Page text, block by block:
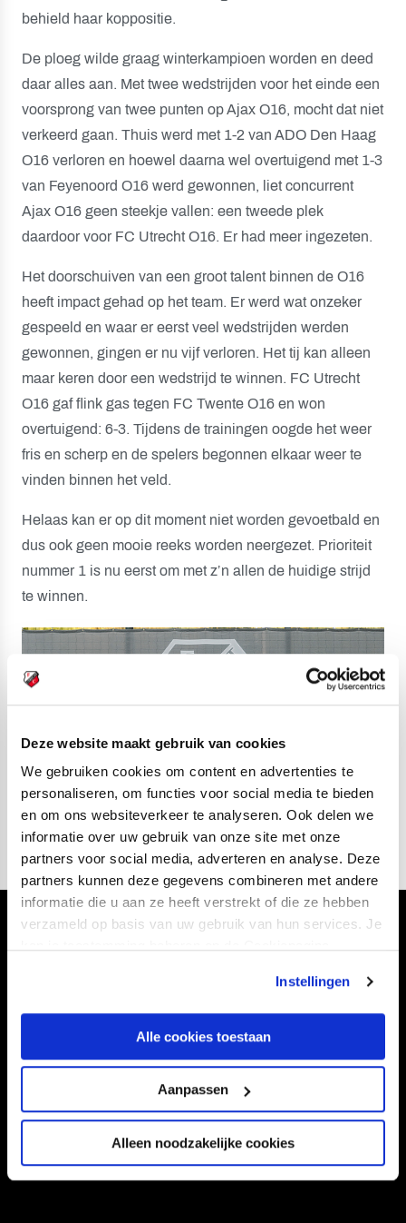
Deze website maakt gebruik van cookies
We gebruiken cookies om content en advertenties te
personaliseren, om functies voor social media te bieden
en om ons websiteverkeer te analyseren. Ook delen we
informatie over uw gebruik van onze site met onze
partners voor social media, adverteren en analyse. Deze
partners kunnen deze gegevens combineren met andere
informatie die u aan ze heeft verstrekt of die ze hebben
verzameld op basis van uw gebruik van hun services. Je
Instellingen
Alle cookies toestaan
Aanpassen
Alleen noodzakelijke cookies
behield haar koppositie.
De ploeg wilde graag winterkampioen worden en deed
daar alles aan. Met twee wedstrijden voor het einde een
voorsprong van twee punten op Ajax O16, mocht dat niet
verkeerd gaan. Thuis werd met 1-2 van ADO Den Haag
O16 verloren en hoewel daarna wel overtuigend met 1-3
van Feyenoord O16 werd gewonnen, liet concurrent
Ajax O16 geen steekje vallen: een tweede plek
daardoor voor FC Utrecht O16. Er had meer ingezeten.
Het doorschuiven van een groot talent binnen de O16
heeft impact gehad op het team. Er werd wat onzeker
gespeeld en waar er eerst veel wedstrijden werden
gewonnen, gingen er nu vijf verloren. Het tij kan alleen
maar keren door een wedstrijd te winnen. FC Utrecht
O16 gaf flink gas tegen FC Twente O16 en won
overtuigend: 6-3. Tijdens de trainingen oogde het weer
fris en scherp en de spelers begonnen elkaar weer te
vinden binnen het veld.
Helaas kan er op dit moment niet worden gevoetbald en
dus ook geen mooie reeks worden neergezet. Prioriteit
nummer 1 is nu eerst om met z’n allen de huidige strijd
te winnen.
Volg ons ook via
Navigeer naar
TEAMS
SUPPORTERS
BUSINESS